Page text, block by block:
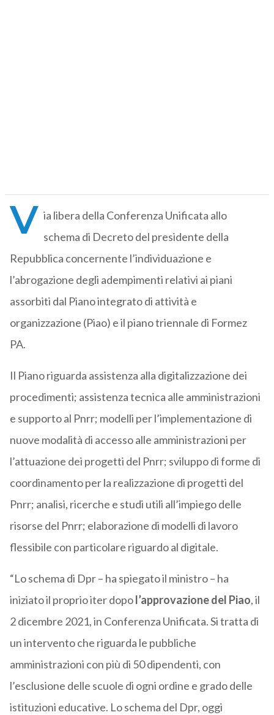
V ia libera della Conferenza Unificata allo
schema di Decreto del presidente della
Repubblica concernente l’individuazione e
l’abrogazione degli adempimenti relativi ai piani
assorbiti dal Piano integrato di attività e
organizzazione (Piao) e il piano triennale di Formez
PA.
Il Piano riguarda assistenza alla digitalizzazione dei
procedimenti; assistenza tecnica alle amministrazioni
e supporto al Pnrr; modelli per l’implementazione di
nuove modalità di accesso alle amministrazioni per
l’attuazione dei progetti del Pnrr; sviluppo di forme di
coordinamento per la realizzazione di progetti del
Pnrr; analisi, ricerche e studi utili all’impiego delle
risorse del Pnrr; elaborazione di modelli di lavoro
flessibile con particolare riguardo al digitale.
“Lo schema di Dpr – ha spiegato il ministro – ha
iniziato il proprio iter dopol’approvazione del Piao, il
2 dicembre 2021, in Conferenza Unificata. Si tratta di
un intervento che riguarda le pubbliche
amministrazioni con più di 50 dipendenti, con
l’esclusione delle scuole di ogni ordine e grado delle
istituzioni educative. Lo schema del Dpr, oggi